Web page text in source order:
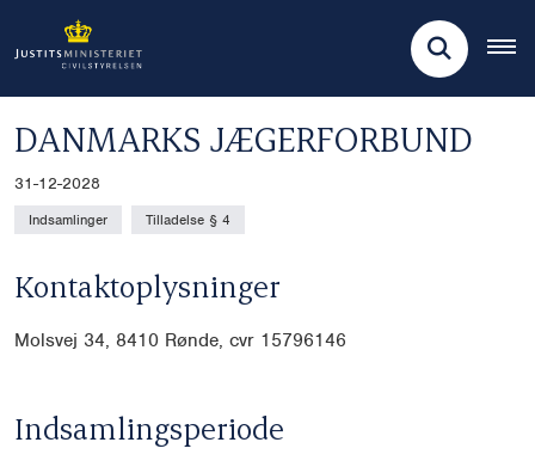
DANMARKS JÆGERFORBUND
31-12-2028
Indsamlinger Tilladelse § 4
Kontaktoplysninger
Molsvej 34, 8410 Rønde, cvr 15796146
Indsamlingsperiode